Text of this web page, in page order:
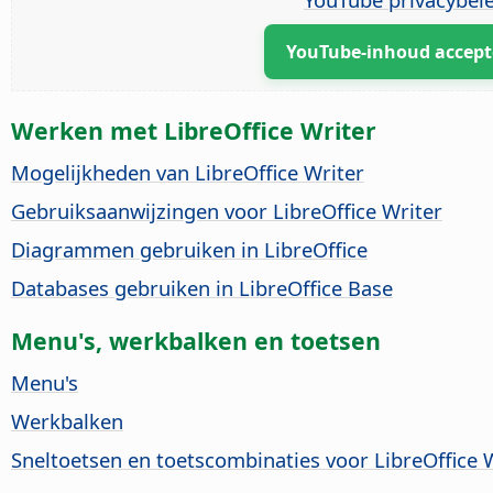
YouTube-inhoud
Werken met LibreOffice Writer
Mogelijkheden van LibreOffice Writer
Gebruiksaanwijzingen voor LibreOffice Writer
Diagrammen gebruiken in LibreOffice
Databases gebruiken in LibreOffice Base
Menu's, werkbalken en toetsen
Menu's
Werkbalken
Sneltoetsen en toetscombinaties voor LibreOffice